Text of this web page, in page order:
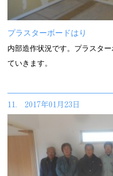
プラスターボードはり
内部造作状況です。プラスタ
ていきます。
11. 2017年01月23日